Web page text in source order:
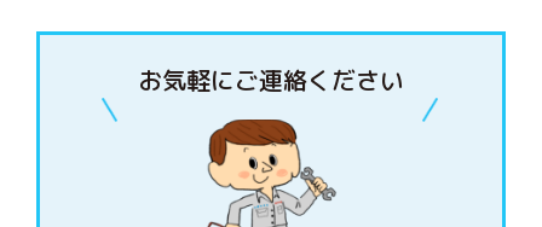
お気軽にご連絡ください